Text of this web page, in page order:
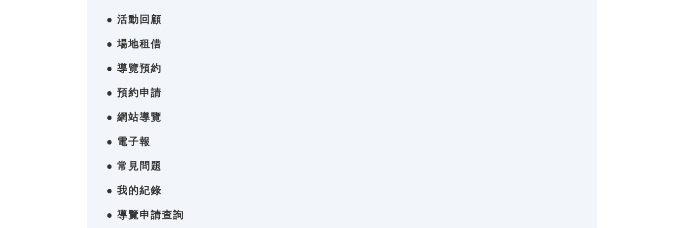
● 活動回顧
● 場地租借
● 導覽預約
● 預約申請
● 網站導覽
● 電子報
● 常見問題
● 我的紀錄
● 導覽申請查詢